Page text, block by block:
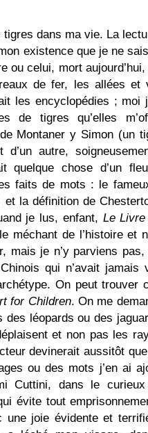
dans ma vie. La
existence que je ne
ou celui, mort
de fer, les allées et
les encyclopédies ; moi
de tigres qu’elles
Montaner y Simon (un
d’un autre,
quelque chose d’un
faits de mots : le
et la définition de
je lus, enfant, Le
méchant de l’histoire et
mais je n’y parviens
qui n’avait
On peut trouver
for Children. On me
des léopards ou des
et non pas les
devinerait aussitôt
ou des mots j’en ai
Cuttini, dans le curieux
évite tout
joie évidente et